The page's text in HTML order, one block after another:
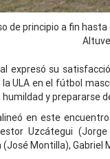
de principio a fin
expresó su
ULA en el fútbol
y prepararse
en este
Uzcátegui
Montilla), Gabriel